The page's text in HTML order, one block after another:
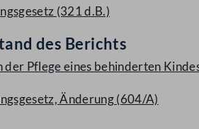
(321 d.B.)
des Berichts
Pflege eines behinderten
Änderung (604/A)